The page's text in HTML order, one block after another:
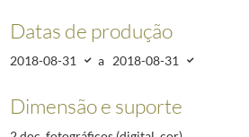
Datas de produção
2018-08-31 a 2018-08-31
Dimensão e suporte